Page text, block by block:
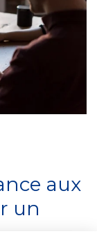
aux
un